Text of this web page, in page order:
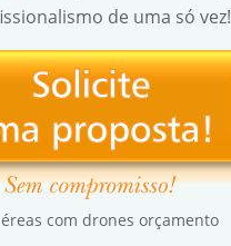
de uma só vez!
com drones orçamento